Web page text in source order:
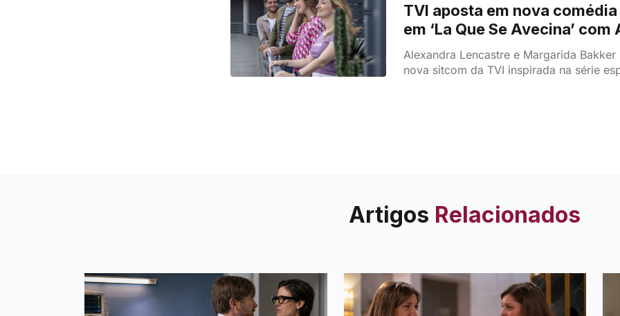
TVI aposta em nova
em ‘La Que Se Avecina’
Lencastre e filha no elenco
Alexandra Lencastre e Margarida Bakker
nova sitcom da TVI inspirada na série
Artigos Relacionados